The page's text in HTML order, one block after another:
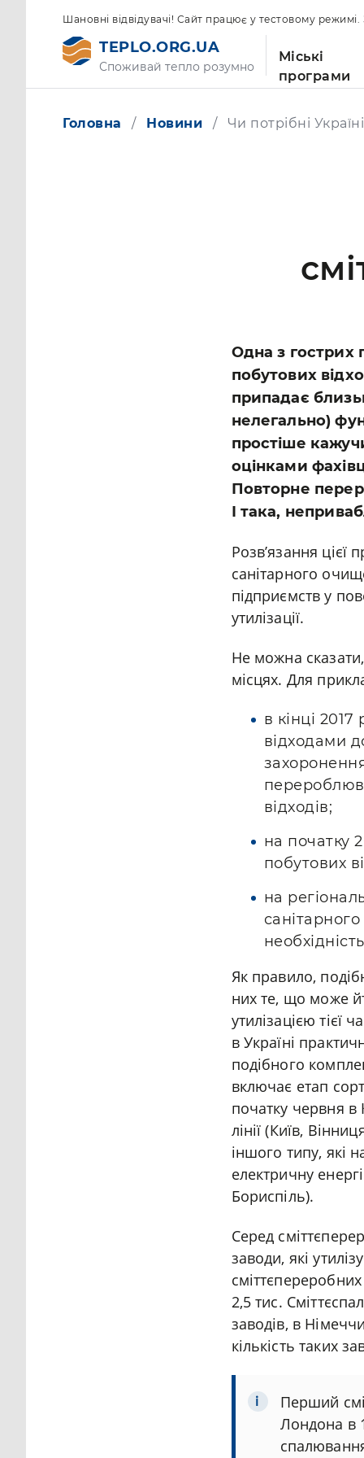
Шановні відвідувачі! Сайт працює у тестовому
TEPLO.ORG.UA
Споживай тепло розумно
Міські
програми
Головна Новини Чи потрібні
Одна з гострих
побутових
припадає
нелегально)
простіше
оцінками
Повторне
І така,
Розв’язання цієї
санітарного
підприємств у
утилізації.
Не можна
місцях. Для
в кінці
відходами
відходів;
на початку
побутових
на
Як правило,
них те, що може
утилізацією тієї
в Україні
подібного
включає етап
початку червня в
лінії (Київ,
іншого типу, які
електричну
Бориспіль).
Серед
заводи, які
2,5 тис.
заводів, в
кількість таких
Перший
Лондона в